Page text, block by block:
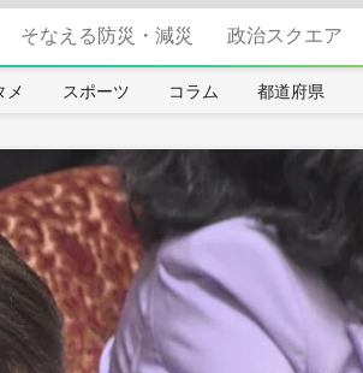
そなえる防災・減災 政治スクエア
メ スポーツ コラム 都道府県